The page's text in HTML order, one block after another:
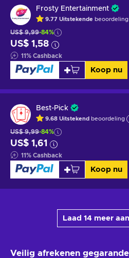
Frosty Entertainment
9.77 Uitstekende beoordeling
US$ 9,99-84%
US$ 1,58
11% Cashback
Koop nu
Best-Pick
9.68 Uitstekend beoordeling
US$ 9,99-84%
US$ 1,61
11% Cashback
Koop nu
Laad 14 meer
Veilig afrekenen